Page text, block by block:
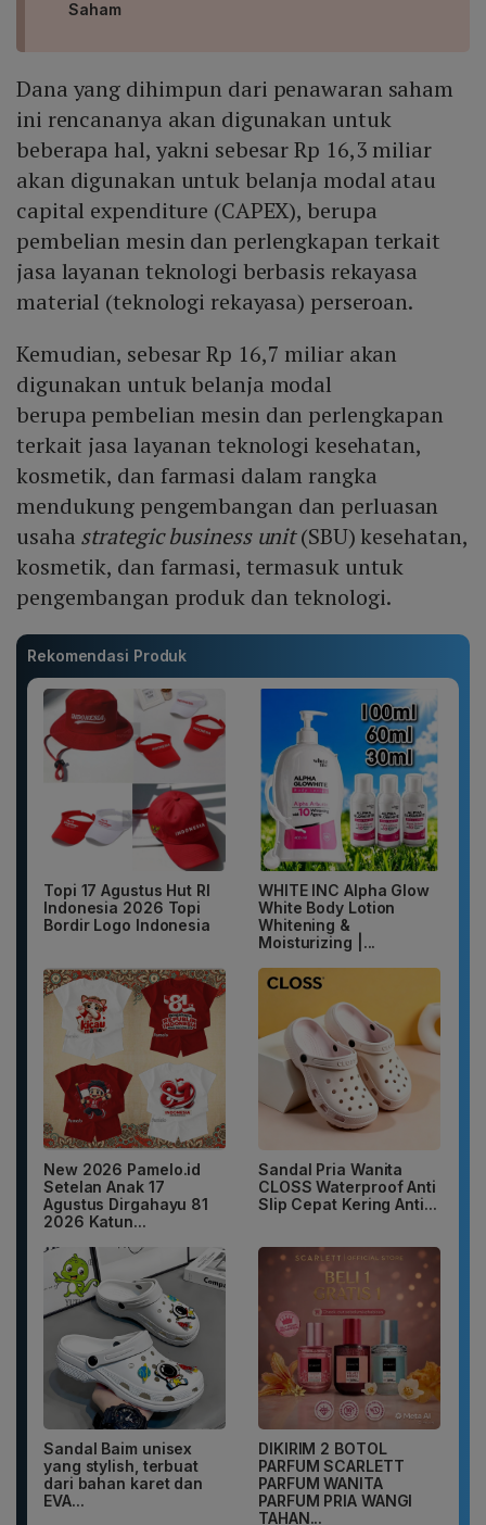
Saham
Dana yang dihimpun dari penawaran saham
ini rencananya akan digunakan untuk
beberapa hal, yakni sebesar Rp 16,3 miliar
akan digunakan untuk belanja modal atau
capital expenditure (CAPEX), berupa
pembelian mesin dan perlengkapan terkait
jasa layanan teknologi berbasis rekayasa
material (teknologi rekayasa) perseroan.
Kemudian, sebesar Rp 16,7 miliar akan
digunakan untuk belanja modal
berupa pembelian mesin dan perlengkapan
terkait jasa layanan teknologi kesehatan,
kosmetik, dan farmasi dalam rangka
mendukung pengembangan dan perluasan
usaha strategic business unit(SBU) kesehatan,
kosmetik, dan farmasi, termasuk untuk
pengembangan produk dan teknologi.
Rekomendasi Produk
Topi 17 Agustus Hut RI
Indonesia 2026 Topi
Bordir Logo Indonesia
WHITE INC Alpha Glow
White Body Lotion
Whitening &
Moisturizing |...
New 2026 Pamelo.id
Setelan Anak 17
Agustus Dirgahayu 81
2026 Katun...
Sandal Pria Wanita
CLOSS Waterproof Anti
Slip Cepat Kering Anti...
Sandal Baim unisex
yang stylish, terbuat
dari bahan karet dan
EVA...
DIKIRIM 2 BOTOL
PARFUM SCARLETT
PARFUM WANITA
PARFUM PRIA WANGI
TAHAN...